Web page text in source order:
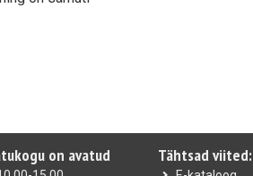
on avatud Tähtsad viited: